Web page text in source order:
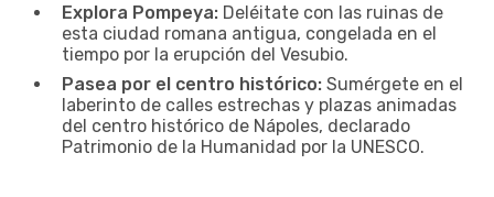
Explora Pompeya: Deléitate con las ruinas de
esta ciudad romana antigua, congelada en el
tiempo por la erupción del Vesubio.
Pasea por el centro histórico: Sumérgete en el
laberinto de calles estrechas y plazas animadas
del centro histórico de Nápoles, declarado
Patrimonio de la Humanidad por la UNESCO.